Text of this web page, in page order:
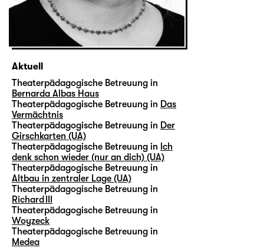
Aktuell
Theaterpädagogische Betreuung in
Bernarda Albas Haus
Theaterpädagogische Betreuung in Das
Vermächtnis
Theaterpädagogische Betreuung in Der
Girschkarten (UA)
Theaterpädagogische Betreuung in Ich
denk schon wieder (nur an dich) (UA)
Theaterpädagogische Betreuung in
Altbau in zentraler Lage (UA)
Theaterpädagogische Betreuung in
Richard III
Theaterpädagogische Betreuung in
Woyzeck
Theaterpädagogische Betreuung in
Medea